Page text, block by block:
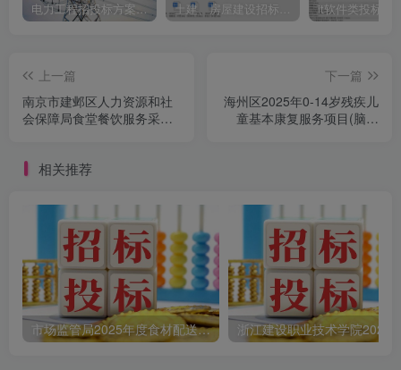
电力工程招投标方案模板 土建、房屋建设招标文件标书模板 it软件类投标书
上一篇
南京市建邺区人力资源和社
会保障局食堂餐饮服务采购
下一篇
海州区2025年0-14岁残疾儿
童基本康复服务项目(脑瘫
相关推荐
市场监管局2025年度食材配送采购公告